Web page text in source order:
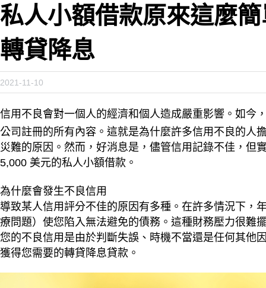
私人小額借款原來這麼
轉貸降息
2021-11-10
信用不良會對一個人的經濟和個人造成嚴重影響。如今
公司註冊的所有內容。這就是為什麼許多信用不良的人
災難的原因。然而，好消息是，儘管信用記錄不佳，但
5,000 美元的私人小額借款。
為什麼會發生不良信用
導致某人信用評分不佳的原因有多種。在許多情況下，
療問題）使您陷入無法避免的債務。這種財務壓力很難
您的不良信用是由於判斷失誤、時機不當還是任何其他
獲得您需要的轉貸降息貸款。